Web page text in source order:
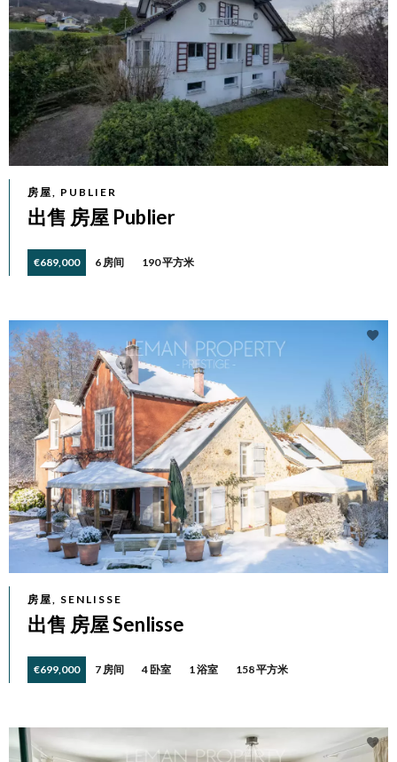
房屋, PUBLIER
出售 房屋 Publier
€689,000 6 房间 190 平方米
房屋, SENLISSE
出售 房屋 Senlisse
€699,000 7 房间 4 卧室 1 浴室 158 平方米